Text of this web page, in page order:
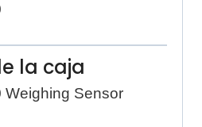
la caja
Weighing Sensor